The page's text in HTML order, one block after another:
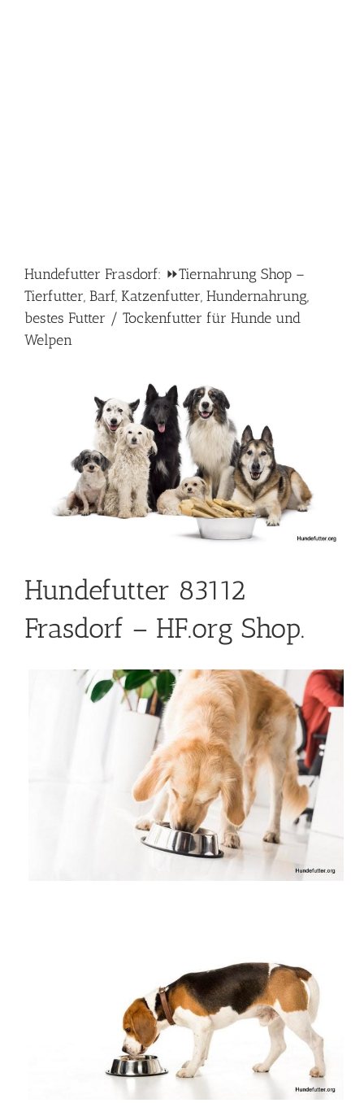
Hundefutter Frasdorf: ⏩Tiernahrung Shop –
Tierfutter, Barf, Katzenfutter, Hundernahrung,
bestes Futter / Tockenfutter für Hunde und
Welpen
Hundefutter 83112
Frasdorf – HF.org Shop.